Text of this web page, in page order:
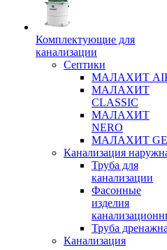
Комплектующие для
канализации
Септики
МАЛАХИТ
МАЛАХИТ
CLASSIC
МАЛАХИТ
NERO
МАЛАХИТ
Канализация
Труба для
канализации
Фасонные
изделия
Труба
Канализация